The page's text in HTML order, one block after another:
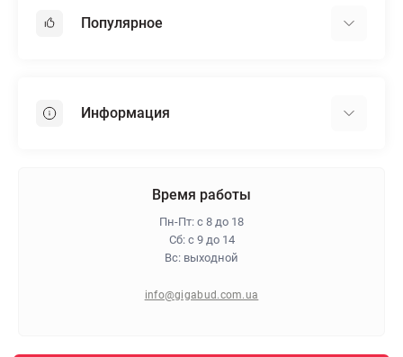
Популярное
Пенопласт
Информация
Политика конфиденциальности
Время работы
Пн-Пт: с 8 до 18
Сб: с 9 до 14
Вс: выходной
info@gigabud.com.ua